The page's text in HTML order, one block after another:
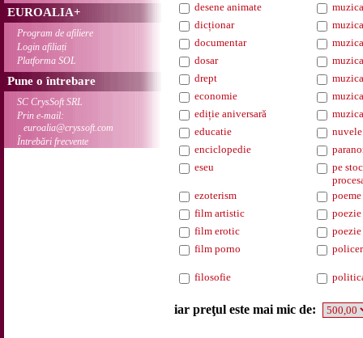
EUROALIA+
Program de afiliere
Login afiliați
Platforma SOL
Pune o întrebare
SC CrysSoft SRL
Prin e-mail:
euroalia@cryssoft.com
Întrebări frecvente
desene animate
dicționar
documentar
dosar
drept
economie
ediție aniversară
educatie
nuvele
enciclopedie
eseu
pe
ezoterism
poeme
film artistic
poezie
film erotic
film porno
filosofie
iar preţul este mai mic de: